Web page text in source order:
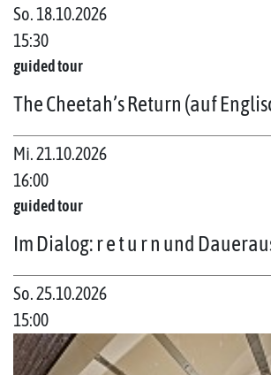
So. 18.10.2026
15:30
guided tour
The Cheetah’s Return (auf
Mi. 21.10.2026
16:00
guided tour
Im Dialog: r e t u r n und
So. 25.10.2026
15:00